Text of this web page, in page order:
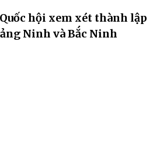
hội xem xét thành lập
Ninh và Bắc Ninh